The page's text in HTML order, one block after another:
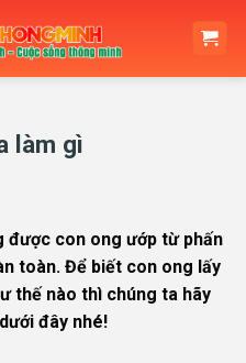
làm gì
được con ong ướp từ phấn
toàn. Để biết con ong lấy
thế nào thì chúng ta hãy
đây nhé!